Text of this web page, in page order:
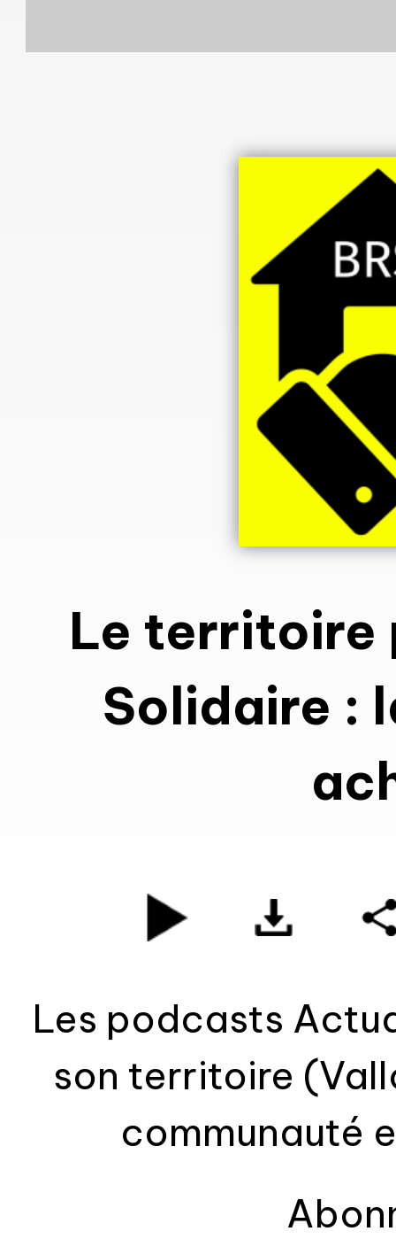
Le
Solidaire :
Les podcasts
son territoire
communauté et Pays de
Interviews,